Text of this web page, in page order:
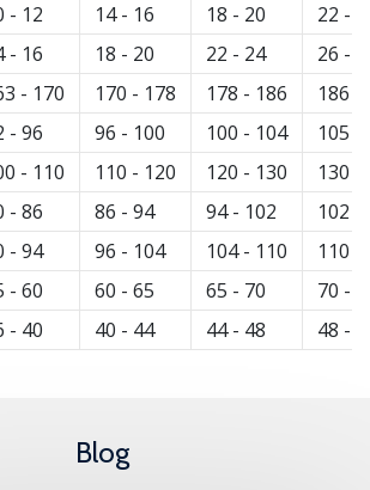
- 12
- 16
- 170
- 96
- 110
- 86
- 94
- 60
- 40
14 - 16
18 - 20
170 - 178
96 - 100
110 - 120
86 - 94
96 - 104
60 - 65
40 - 44
18 - 20
22 - 24
178 - 186
100 - 104
120 - 130
94 - 102
104 - 110
65 - 70
44 - 48
22 -
26 -
186 -
105 -
130 -
102 -
110 -
70 -
48 -
Blog